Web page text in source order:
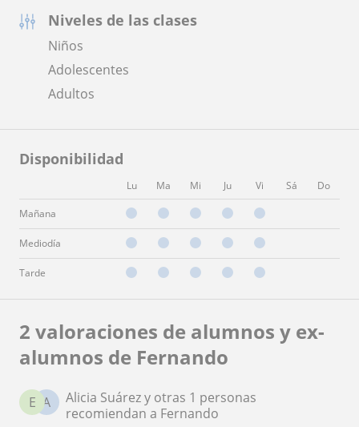
Niveles de las clases
Niños
Adolescentes
Adultos
Disponibilidad
Lu Ma Mi Ju Vi Sá Do
Mañana
Mediodía
Tarde
2 valoraciones de alumnos y ex-
alumnos de Fernando
A
E
Alicia Suárez y otras 1 personas
recomiendan a Fernando